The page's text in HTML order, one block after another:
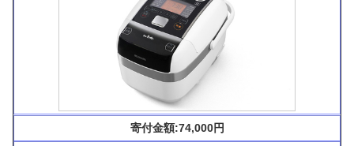
寄付金額:74,000円